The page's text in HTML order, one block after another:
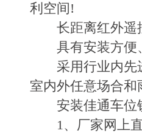
利空间!
长距离红外遥
具有安装方便、
采用行业内先进
室内外任意场合
安装佳通车位
1、厂家网上直